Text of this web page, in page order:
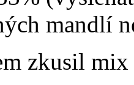
mandlí
zkusil mix